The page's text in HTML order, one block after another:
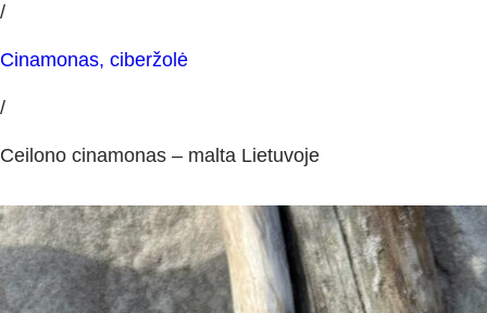
/
Cinamonas, ciberžolė
/
Ceilono cinamonas – malta Lietuvoje